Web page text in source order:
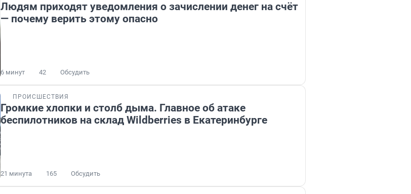
Людям приходят уведомления о зачислении денег на счёт
— почему верить этому опасно
6 минут 42 Обсудить
ПРОИСШЕСТВИЯ
Громкие хлопки и столб дыма. Главное об атаке
беспилотников на склад Wildberries в Екатеринбурге
21 минута 165 Обсудить